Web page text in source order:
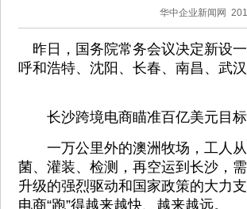
华中企业新闻网
昨日，国务院常务会议决定新设
呼和浩特、沈阳、长春、南昌、武
长沙跨境电商瞄准百亿美元目标
一万公里外的澳洲牧场，工人从
菌、灌装、检测，再空运到长沙，
升级的强烈驱动和国家政策的大力
电商“跑”得越来越快、越来越远。